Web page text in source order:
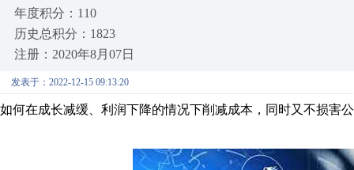
年度积分：110
历史总积分：1823
注册：2020年8月07日
发表于：2022-12-15 09:13:20
如何在成长减缓、利润下降的情况下削减成本，同时又不损害